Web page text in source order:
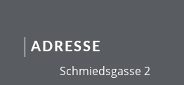
ADRESSE
Schmiedsgasse 2